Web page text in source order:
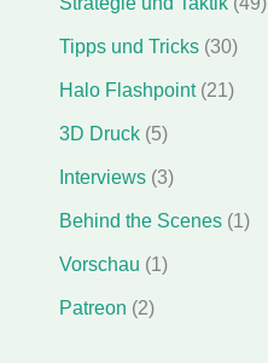
Tipps und Tricks(30)
Halo Flashpoint(21)
3D Druck(5)
Interviews(3)
Behind the Scenes(1)
Vorschau (1)
Patreon (2)